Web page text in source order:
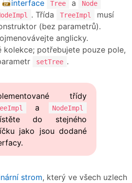
interface Tree a Node
. Třída TreeImpl
musí
(bez parametrů).
anglicky.
kolekce; potřebujete pouze pole,
setTree .
třídy
a NodeImpl
do stejného
jako jsou dodané
strom, který ve všech uzlech